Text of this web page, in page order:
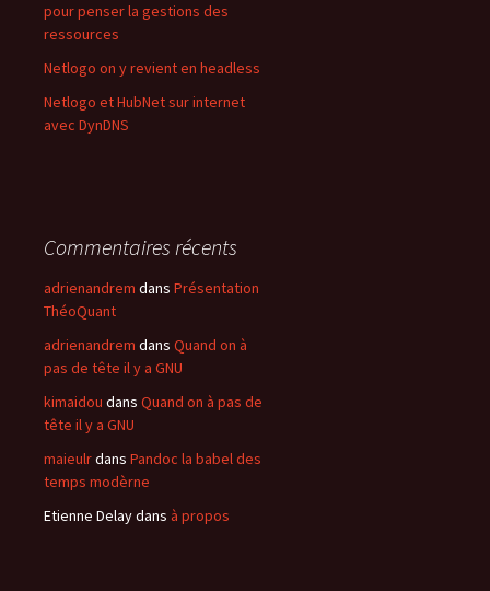
pour penser la gestions des
ressources
Netlogo on y revient en headless
Netlogo et HubNet sur internet
avec DynDNS
Commentaires récents
adrienandrem dans Présentation
ThéoQuant
adrienandrem dans Quand on à
pas de tête il y a GNU
kimaidou dans Quand on à pas de
tête il y a GNU
maieulrdans Pandoc la babel des
temps modèrne
Etienne Delaydans à propos